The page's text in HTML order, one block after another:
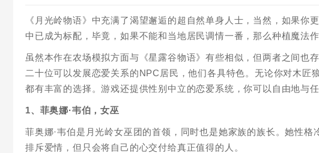
《月光岭物语》中充满了渴望邂逅的超自然单身人士，当然，如果你
中已成为标配，毕竟，如果不能和当地居民调情一番，那么种植魔法
虽然本作在农场模拟方面与《星露谷物语》有些相似，但两者之间也
二十位可以发展恋爱关系的NPC居民，他们各具特色。无论你对木匠
都有丰富的选择。游戏还提供性别中立的恋爱系统，你可以自由地与
1、菲奥娜·韦伯，女巫
菲奥娜·韦伯是月光岭女巫团的首领，同时也是她家族的族长。她性
排斥爱情，但只会将自己的心交付给真正值得的人。